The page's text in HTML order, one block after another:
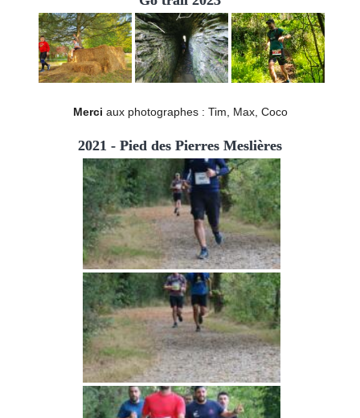
Merci aux photographes : Tim, Max, Coco
2021 - Pied des Pierres Meslières